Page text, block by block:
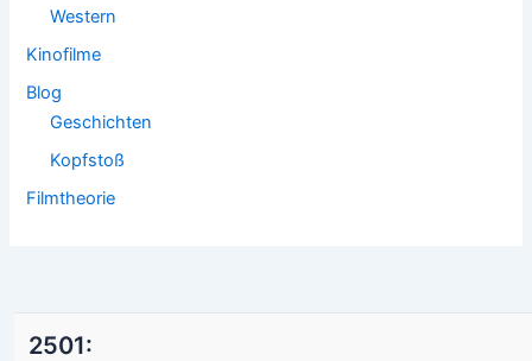
Western
Kinofilme
Blog
Geschichten
Kopfstoß
Filmtheorie
2501: